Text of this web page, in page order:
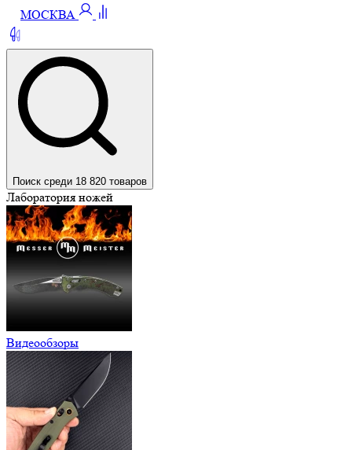
МОСКВА
Поиск среди 18 820 товаров
Лаборатория ножей
Видеообзоры